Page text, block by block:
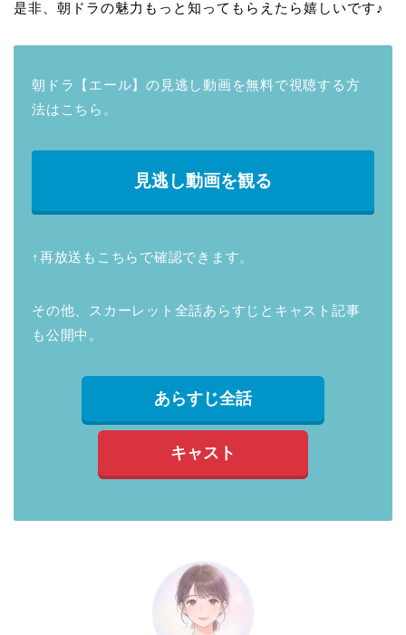
是非、朝ドラの魅力もっと知ってもらえたら嬉しいです♪
朝ドラ【エール】の見逃し動画を無料で視聴する方
法はこちら。
見逃し動画を観る
↑再放送もこちらで確認できます。
その他、スカーレット全話あらすじとキャスト記事
も公開中。
あらすじ全話
キャスト